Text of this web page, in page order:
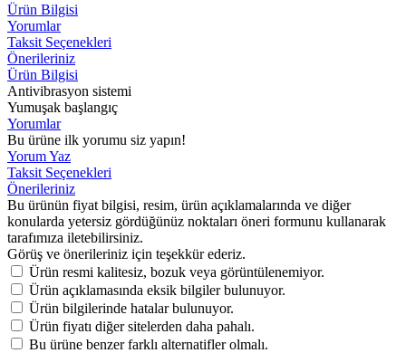
Ürün Bilgisi
Yorumlar
Taksit Seçenekleri
Önerileriniz
Ürün Bilgisi
Antivibrasyon sistemi
Yumuşak başlangıç
Yorumlar
Bu ürüne ilk yorumu siz yapın!
Yorum Yaz
Taksit Seçenekleri
Önerileriniz
Bu ürünün fiyat bilgisi, resim, ürün açıklamalarında ve diğer
konularda yetersiz gördüğünüz noktaları öneri formunu kullanarak
tarafımıza iletebilirsiniz.
Görüş ve önerileriniz için teşekkür ederiz.
Ürün resmi kalitesiz, bozuk veya görüntülenemiyor.
Ürün açıklamasında eksik bilgiler bulunuyor.
Ürün bilgilerinde hatalar bulunuyor.
Ürün fiyatı diğer sitelerden daha pahalı.
Bu ürüne benzer farklı alternatifler olmalı.